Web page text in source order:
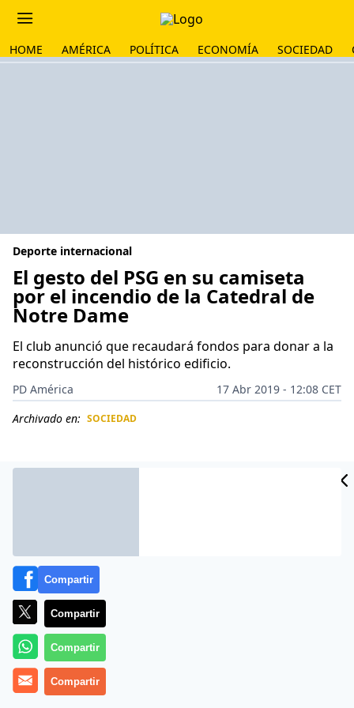
HOME AMÉRICA POLÍTICA ECONOMÍA SOCIEDAD
Deporte internacional
El gesto del PSG en su camiseta
por el incendio de la Catedral de
Notre Dame
El club anunció que recaudará fondos para donar a la
reconstrucción del histórico edificio.
PD América
17 Abr 2019 - 12:08 CET
Archivado en: SOCIEDAD
Tras el calamitoso incendio que dañó parte de la
estructura y la fachada de la
Compartir
Compartir
Compartir
Compartir